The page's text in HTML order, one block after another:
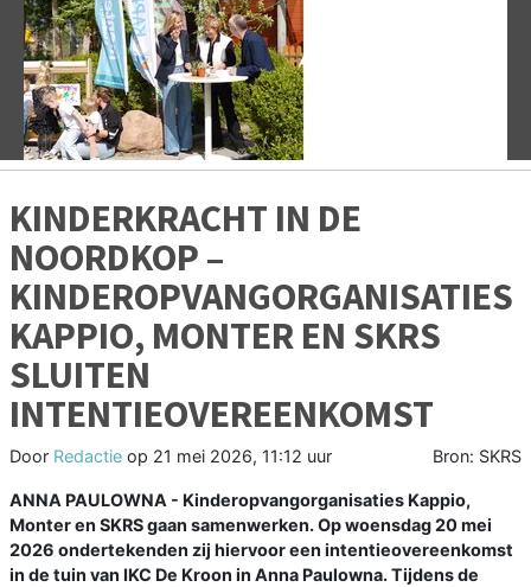
Vorige
KINDERKRACHT IN DE
NOORDKOP –
KINDEROPVANGORGANISATIES
KAPPIO, MONTER EN SKRS
SLUITEN
INTENTIEOVEREENKOMST
Door Redactie op 21 mei 2026, 11:12 uur Bron: SKRS
ANNA PAULOWNA - Kinderopvangorganisaties Kappio,
Monter en SKRS gaan samenwerken. Op woensdag 20 mei
2026 ondertekenden zij hiervoor een intentieovereenkomst
in de tuin van IKC De Kroon in Anna Paulowna. Tijdens de